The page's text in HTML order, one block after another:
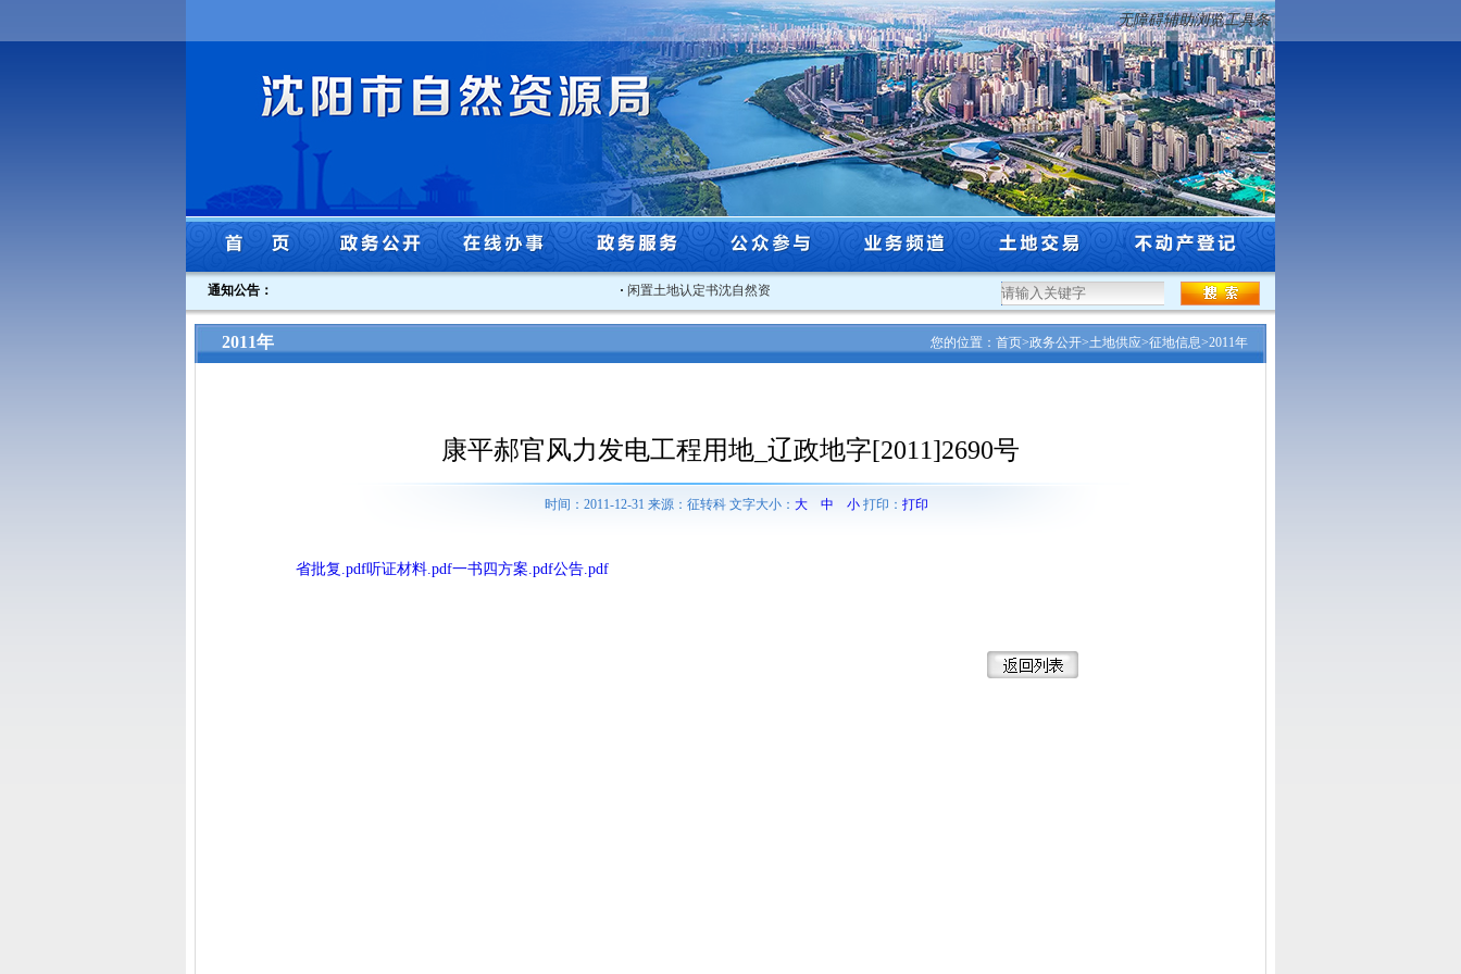
无障碍辅助浏览工具条
通知公告： 闲置土地认定书沈自然资沈北闲认字[2025]3号 关于2025年度沈阳市工程系列自然资源和林业行业高级专业技术...
2011年 您的位置： 首页>政务公开>土地供应>征地信息>2011年
康平郝官风力发电工程用地_辽政地字[2011]2690号
时间：2011-12-31 来源：征转科 文字大小： 大 中 小打印： 打印
省批复.pdf听证材料.pdf一书四方案.pdf公告.pdf